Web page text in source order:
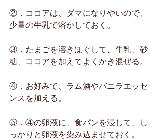
②．ココアは、ダマになりやいので、
少量の牛乳で溶かしておく。
③．たまごを溶きほぐして、牛乳、砂
糖、ココアを加えてよくかき混ぜる。
④．お好みで、ラム酒やバニラエッセ
ンスを加える。
⑤．④の卵液に、食パンを浸して、し
っかりと卵液を染み込ませておく。